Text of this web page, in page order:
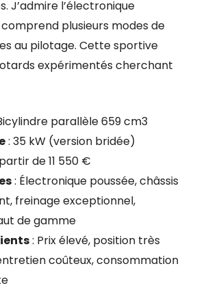
J’admire l’électronique
plusieurs modes de
au pilotage. Cette sportive
expérimentés cherchant
parallèle 659 cm3
: 35 kW (version bridée)
de 11 550 €
: Électronique poussée, châssis
freinage exceptionnel,
de gamme
: Prix élevé, position très
coûteux, consommation